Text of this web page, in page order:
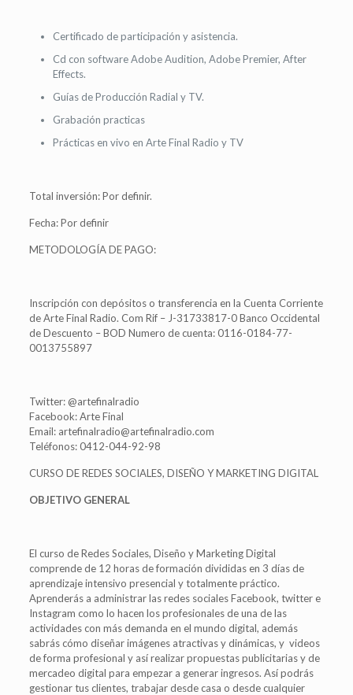
Certificado de participación y asistencia.
Cd con software Adobe Audition, Adobe Premier, After
Effects.
Guías de Producción Radial y TV.
Grabación practicas
Prácticas en vivo en Arte Final Radio y TV
Total inversión: Por definir.
Fecha: Por definir
METODOLOGÍA DE PAGO:
Inscripción con depósitos o transferencia en la Cuenta Corriente
de Arte Final Radio. Com Rif – J-31733817-0 Banco Occidental
de Descuento – BOD Numero de cuenta: 0116-0184-77-
0013755897
Twitter: @artefinalradio
Facebook: Arte Final
Email: artefinalradio@artefinalradio.com
Teléfonos: 0412-044-92-98
CURSO DE REDES SOCIALES, DISEÑO Y MARKETING DIGITAL
OBJETIVO GENERAL
El curso de Redes Sociales, Diseño y Marketing Digital
comprende de 12 horas de formación divididas en 3 días de
aprendizaje intensivo presencial y totalmente práctico.
Aprenderás a administrar las redes sociales Facebook, twitter e
Instagram como lo hacen los profesionales de una de las
actividades con más demanda en el mundo digital, además
sabrás cómo diseñar imágenes atractivas y dinámicas, y videos
de forma profesional y así realizar propuestas publicitarias y de
mercadeo digital para empezar a generar ingresos. Así podrás
gestionar tus clientes, trabajar desde casa o desde cualquier